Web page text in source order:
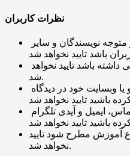
نظرات کاربران
شد.
آموزش مطرح شود تایید
نخواهد شد.